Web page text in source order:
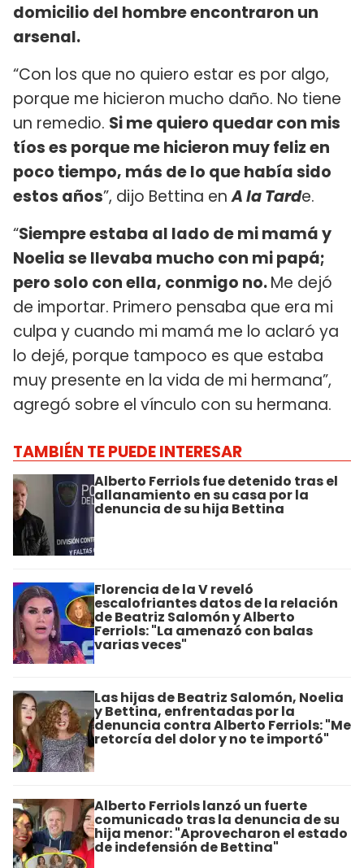
domicilio del hombre encontraron un
arsenal.
“Con los que no quiero estar es por algo,
porque me hicieron mucho daño. No tiene
un remedio. Si me quiero quedar con mis
tíos es porque me hicieron muy feliz en
poco tiempo, más de lo que había sido
estos años”, dijo Bettina enA la Tarde.
“Siempre estaba al lado de mi mamá y
Noelia se llevaba mucho con mi papá;
pero solo con ella, conmigo no.Me dejó
de importar. Primero pensaba que era mi
culpa y cuando mi mamá me lo aclaró ya
lo dejé, porque tampoco es que estaba
muy presente en la vida de mi hermana”,
agregó sobre el vínculo con su hermana.
TAMBIÉN TE PUEDE INTERESAR
Alberto Ferriols fue detenido tras el
allanamiento en su casa por la
denuncia de su hija Bettina
Florencia de la V reveló
escalofriantes datos de la relación
de Beatriz Salomón y Alberto
Ferriols: "La amenazó con balas
varias veces"
Las hijas de Beatriz Salomón, Noelia
y Bettina, enfrentadas por la
denuncia contra Alberto Ferriols: "Me
retorcía del dolor y no te importó"
Alberto Ferriols lanzó un fuerte
comunicado tras la denuncia de su
hija menor: "Aprovecharon el estado
de indefensión de Bettina"